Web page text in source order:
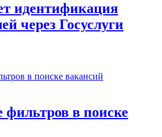
идентификация
через Госуслуги
фильтров в поиске